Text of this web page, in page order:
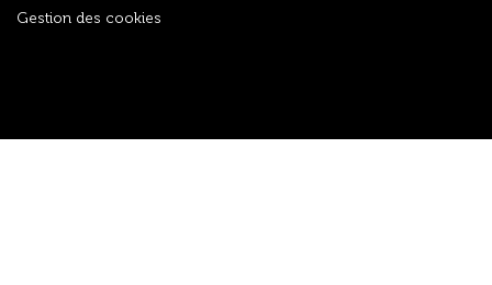
Gestion des cookies